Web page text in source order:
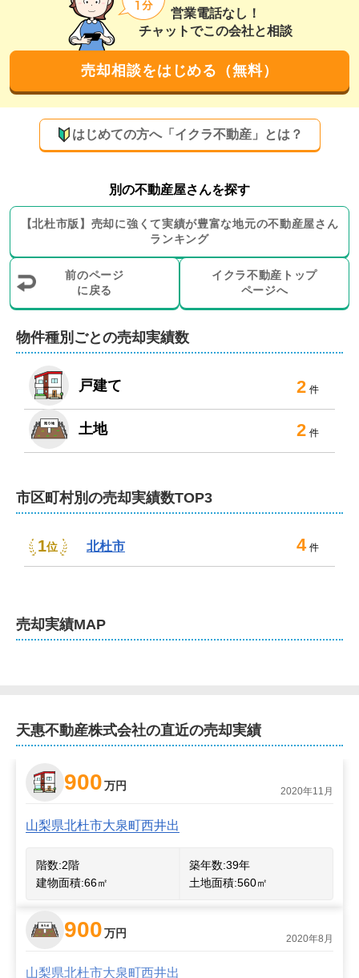
営業電話なし！
チャットでこの会社と相談
売却相談をはじめる（無料）
はじめての方へ「イクラ不動産」とは？
別の不動産屋さんを探す
【北杜市版】 売却に強くて実績が豊富な地元の不動産屋さん
ランキング
前のページ
に戻る
イクラ不動産トップ
ページへ
物件種別ごとの売却実績数
戸建て 2 件
土地 2 件
市区町村別の売却実績数TOP3
1位 北杜市 4 件
売却実績MAP
天惠不動産株式会社の直近の売却実績
900万円 2020年11月
山梨県北杜市大泉町西井出
階数:2階 築年数:39年
建物面積:66㎡ 土地面積:560㎡
900万円 2020年8月
山梨県北杜市大泉町西井出